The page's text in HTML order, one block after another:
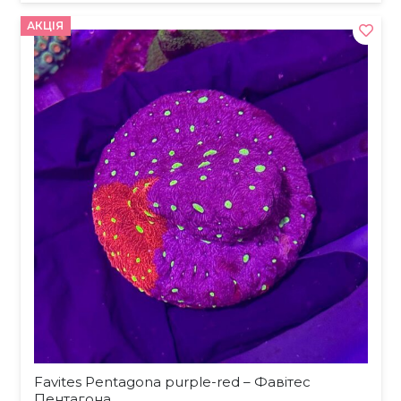
Favites Pentagona purple-red – Фавітес
АКЦІЯ